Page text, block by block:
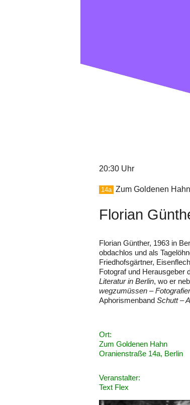
20:30 Uhr
14a Zum Goldenen Hahn
Florian
Florian Günther, 1963 in
obdachlos und als
Friedhofsgärtner,
Fotograf und Herausgeber
Literatur in Berlin, wo er
wegzumüssen –
Aphorismenband Schutt –
Ort:
Zum Goldenen Hahn
Oranienstraße 14a, Berlin
Veranstalter:
Text Flex